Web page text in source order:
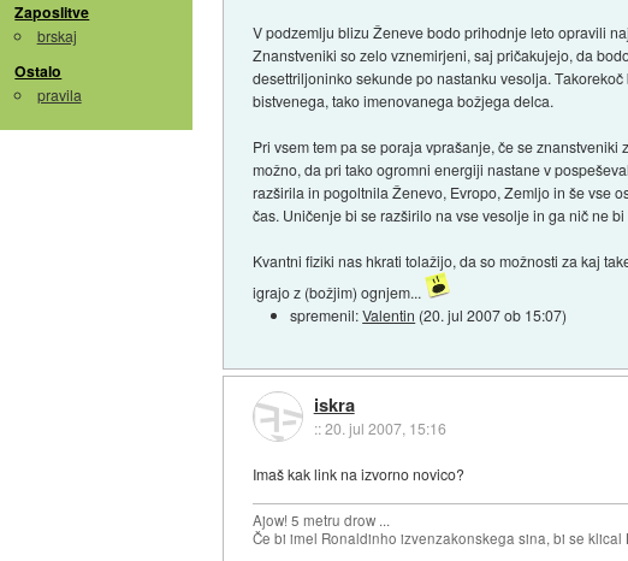
Zaposlitve
brskaj
Ostalo
pravila
V podzemlju blizu Ženeve bodo prihodnje leto opravili
Znanstveniki so zelo vznemirjeni, saj pričakujejo, da
desettriljoninko sekunde po nastanku vesolja.
bistvenega, tako imenovanega božjega delca.
Pri vsem tem pa se poraja vprašanje, če se
možno, da pri tako ogromni energiji nastane v
razširila in pogoltnila Ženevo, Evropo, Zemljo in še vse
čas. Uničenje bi se razširilo na vse vesolje in ga nič ne
Kvantni fiziki nas hkrati tolažijo, da so možnosti za kaj
igrajo z (božjim) ognjem...
spremenil:Valentin (20. jul 2007 ob 15:07)
iskra
::20. jul 2007, 15:16
Imaš kak link na izvorno novico?
Ajow! 5 metru drow ...
Če bi imel Ronaldinho izvenzakonskega sina, bi se klical